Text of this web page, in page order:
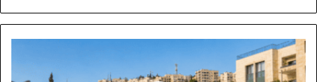
رؤية
عمّان
تؤكد